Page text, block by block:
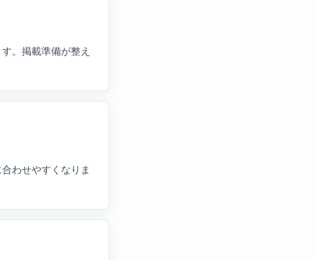
。掲載準備が整え
わせやすくなりま